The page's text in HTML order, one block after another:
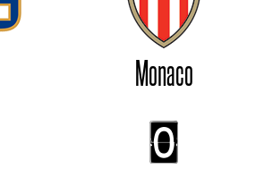
Monaco
0